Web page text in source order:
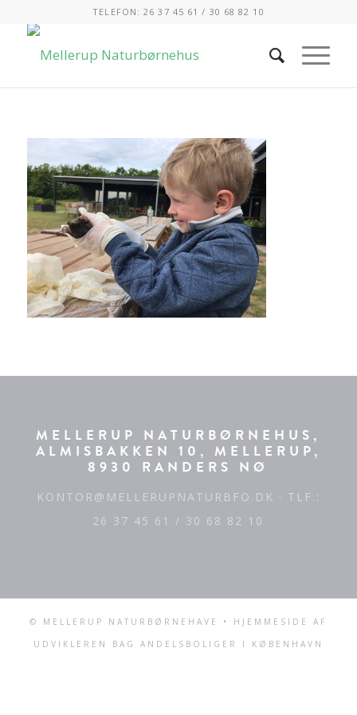
TELEFON: 26 37 45 61 / 30 68 82 10
MELLERUP NATURBØRNEHUS,
ALMISBAKKEN 10, MELLERUP,
8930 RANDERS NØ
KONTOR@MELLERUPNATURBFO.DK · TLF.:
26 37 45 61 / 30 68 82 10
© MELLERUP NATURBØRNEHAVE • HJEMMESIDE AF
UDVIKLEREN BAG ANDELSBOLIGER I KØBENHAVN